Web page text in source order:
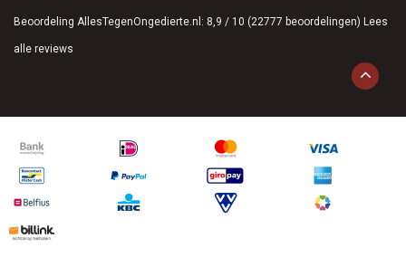
Beoordeling AllesTegenOngedierte.nl : 8,9 / 10 (22777 beoordelingen) Lees
alle reviews